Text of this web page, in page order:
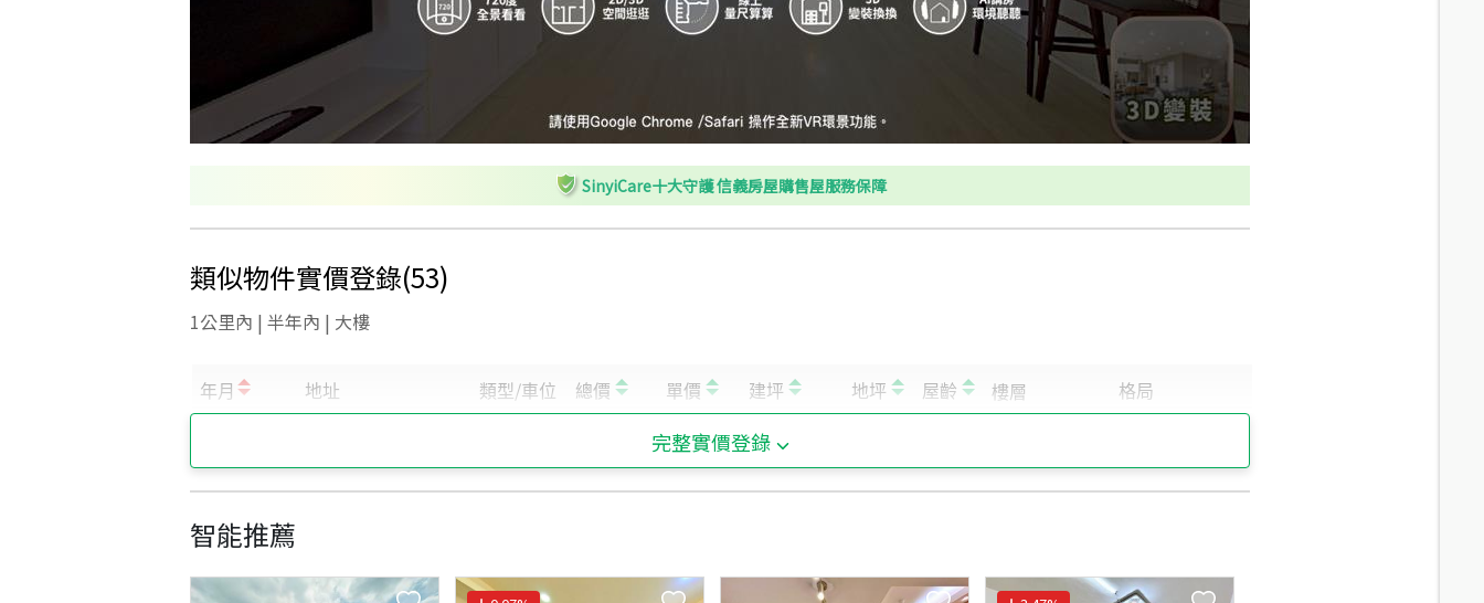
I 青年公園(國興) 6.6分鐘 /469m
7.4 分鐘 / 528m
7.5分鐘 /523m
L 德昌街口 8.6
M 德昌街口 8.9分鐘 /632m
N 德昌街口 9.1分鐘 /648m
S 西藏路口 9.8分鐘 /722m
T 廈安里
U 西藏路 9.3分鐘 /660m
SinyiCare十大守護 信義房屋購售屋服務保障
類似物件實價登錄(53)
1公里內 | 半年內 | 大樓
完整實價登錄
智能推薦